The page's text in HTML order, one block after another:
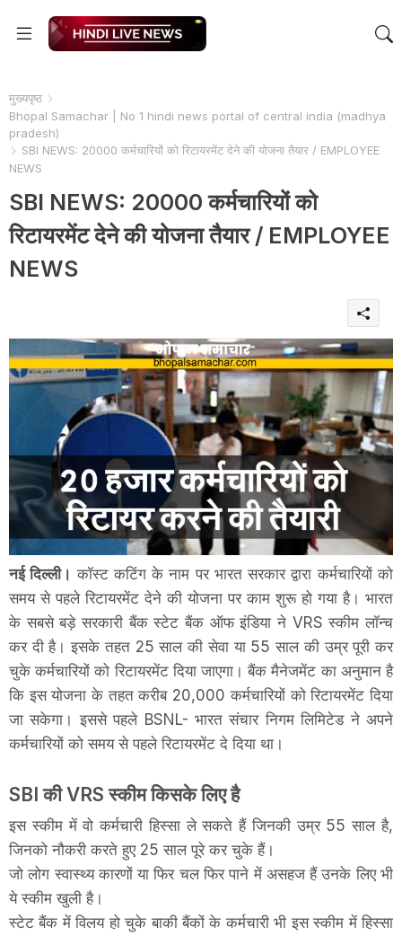
मुख्यपृष्ठ
Bhopal Samachar | No 1 hindi news portal of central india (madhya
pradesh)
SBI NEWS: 20000 कर्मचारियों को रिटायरमेंट देने की योजना तैयार / EMPLOYEE
NEWS
SBI NEWS: 20000 कर्मचारियों को
रिटायरमेंट देने की योजना तैयार / EMPLOYEE
NEWS
नई दिल्ली। कॉस्ट कटिंग के नाम पर भारत सरकार द्वारा कर्मचारियों को
समय से पहले रिटायरमेंट देने की योजना पर काम शुरू हो गया है। भारत
के सबसे बड़े सरकारी बैंक स्टेट बैंक ऑफ इंडिया ने VRS स्कीम लॉन्च
कर दी है। इसके तहत 25 साल की सेवा या 55 साल की उम्र पूरी कर
चुके कर्मचारियों को रिटायरमेंट दिया जाएगा। बैंक मैनेजमेंट का अनुमान है
कि इस योजना के तहत करीब 20,000 कर्मचारियों को रिटायरमेंट दिया
जा सकेगा। इससे पहले BSNL- भारत संचार निगम लिमिटेड ने अपने
कर्मचारियों को समय से पहले रिटायरमेंट दे दिया था।
SBI की VRS स्कीम किसके लिए है
इस स्कीम में वो कर्मचारी हिस्सा ले सकते हैं जिनकी उम्र 55 साल है,
जिनको नौकरी करते हुए 25 साल पूरे कर चुके हैं।
जो लोग स्वास्थ्य कारणों या फिर चल फिर पाने में असहज हैं उनके लिए भी
ये स्कीम खुली है।
स्टेट बैंक में विलय हो चुके बाकी बैंकों के कर्मचारी भी इस स्कीम में हिस्सा